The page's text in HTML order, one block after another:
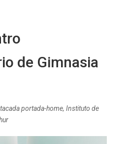
de Gimnasia
portada-home, Instituto de